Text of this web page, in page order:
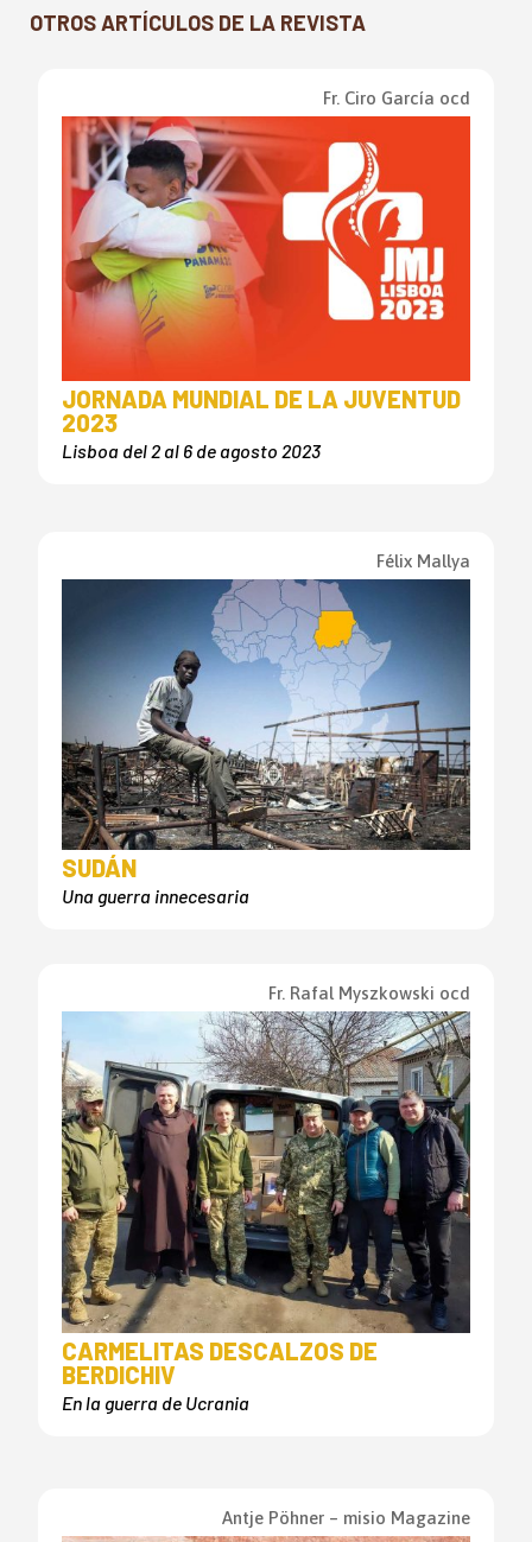
OTROS ARTÍCULOS DE LA REVISTA
Fr. Ciro García ocd
JORNADA MUNDIAL DE LA JUVENTUD
2023
Lisboa del 2 al 6 de agosto 2023
Félix Mallya
SUDÁN
Una guerra innecesaria
Fr. Rafal Myszkowski ocd
CARMELITAS DESCALZOS DE
BERDICHIV
En la guerra de Ucrania
Antje Pöhner – misio Magazine